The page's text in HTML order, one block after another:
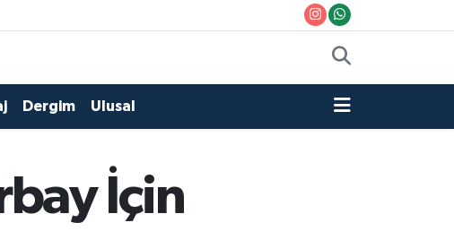
Dergim Ulusal
İçin